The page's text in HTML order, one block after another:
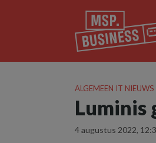
ALGEMEEN IT NIEUWS
Luminis
4 augustus 2022,